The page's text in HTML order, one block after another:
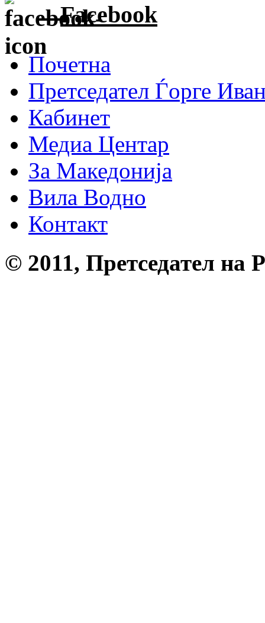
Facebook
Почетна
Претседател Ѓорге
Кабинет
Медиа Центар
За Македонија
Вила Водно
Контакт
© 2011, Претседател на